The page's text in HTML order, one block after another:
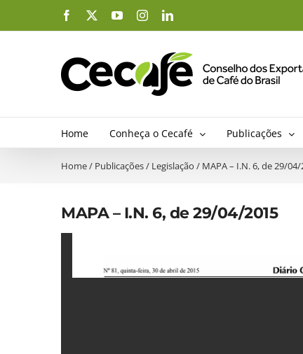
o
Facebook YouTubeInstagramLinkedIn
Home Conheça o Cecafé Publicações
Home/ Publicações/ Legislação / MAPA – I.N. 6, de 29/
MAPA – I.N. 6, de 29/04/2015